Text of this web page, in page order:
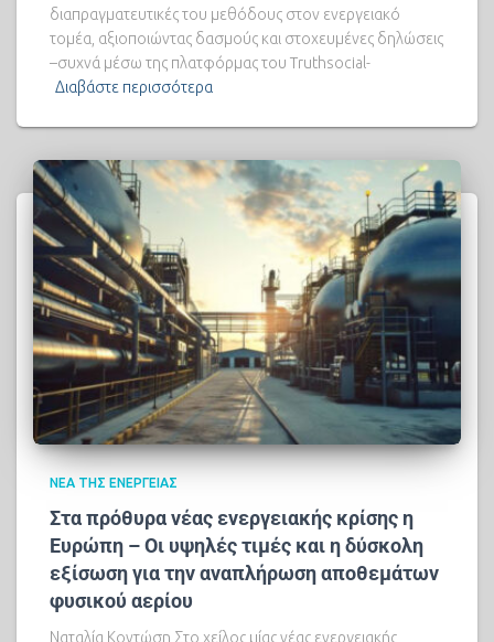
διαπραγματευτικές του μεθόδους στον ενεργειακό
τομέα, αξιοποιώντας δασμούς και στοχευμένες δηλώσεις
–συχνά μέσω της πλατφόρμας του Truthsocial-
Διαβάστε περισσότερα
ΝΈΑ ΤΗΣ ΕΝΈΡΓΕΙΑΣ
Στα πρόθυρα νέας ενεργειακής κρίσης η
Ευρώπη – Οι υψηλές τιμές και η δύσκολη
εξίσωση για την αναπλήρωση αποθεμάτων
φυσικού αερίου
Ναταλία Κοντώση Στο χείλος μίας νέας ενεργειακής